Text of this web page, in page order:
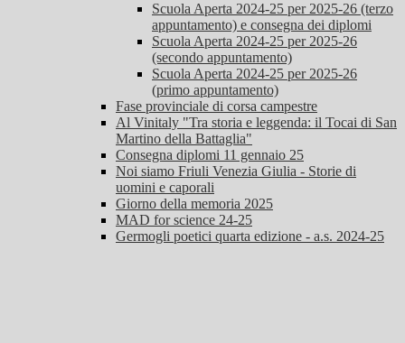
Scuola Aperta 2024-25 per 2025-26 (terzo
appuntamento) e consegna dei diplomi
Scuola Aperta 2024-25 per 2025-26
(secondo appuntamento)
Scuola Aperta 2024-25 per 2025-26
(primo appuntamento)
Fase provinciale di corsa campestre
Al Vinitaly "Tra storia e leggenda: il Tocai di San
Martino della Battaglia"
Consegna diplomi 11 gennaio 25
Noi siamo Friuli Venezia Giulia - Storie di
uomini e caporali
Giorno della memoria 2025
MAD for science 24-25
Germogli poetici quarta edizione - a.s. 2024-25